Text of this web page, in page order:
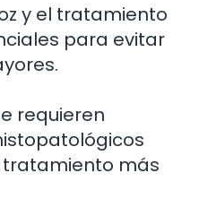
y el tratamiento
para evitar
requieren
más